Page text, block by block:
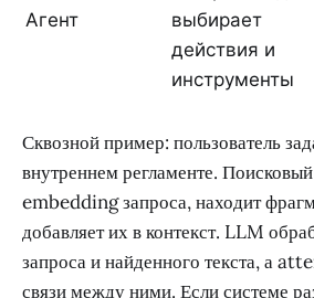
Агент
выбирает
действия и
инструменты
Сквозной пример: пользователь
внутреннем регламенте.
embedding запроса, находит
добавляет их в контекст. LLM
запроса и найденного текста, а
связи между ними. Если системе